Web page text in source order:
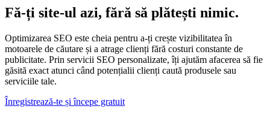
Fă-ți site-ul azi, fără să plătești nimic.
Optimizarea SEO este cheia pentru a-ți crește vizibilitatea în
motoarele de căutare și a atrage clienți fără costuri constante de
publicitate. Prin servicii SEO personalizate, îți ajutăm afacerea să fie
găsită exact atunci când potențialii clienți caută produsele sau
serviciile tale.
Înregistrează-te și începe gratuit